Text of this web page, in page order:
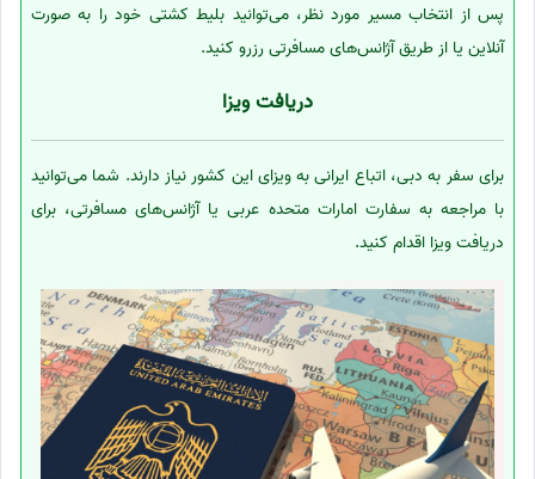
پس از انتخاب مسیر مورد نظر، می‌توانید بلیط کشتی خود را به صورت
آنلاین یا از طریق آژانس‌های مسافرتی رزرو کنید.
دریافت ویزا
برای سفر به دبی، اتباع ایرانی به ویزای این کشور نیاز دارند. شما می‌توانید
با مراجعه به سفارت امارات متحده عربی یا آژانس‌های مسافرتی، برای
دریافت ویزا اقدام کنید.